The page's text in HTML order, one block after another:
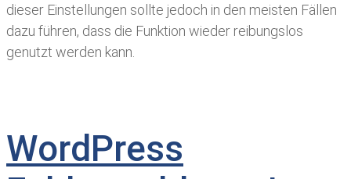
dieser Einstellungen sollte jedoch in den meisten Fällen
dazu führen, dass die Funktion wieder reibungslos
genutzt werden kann.
WordPress